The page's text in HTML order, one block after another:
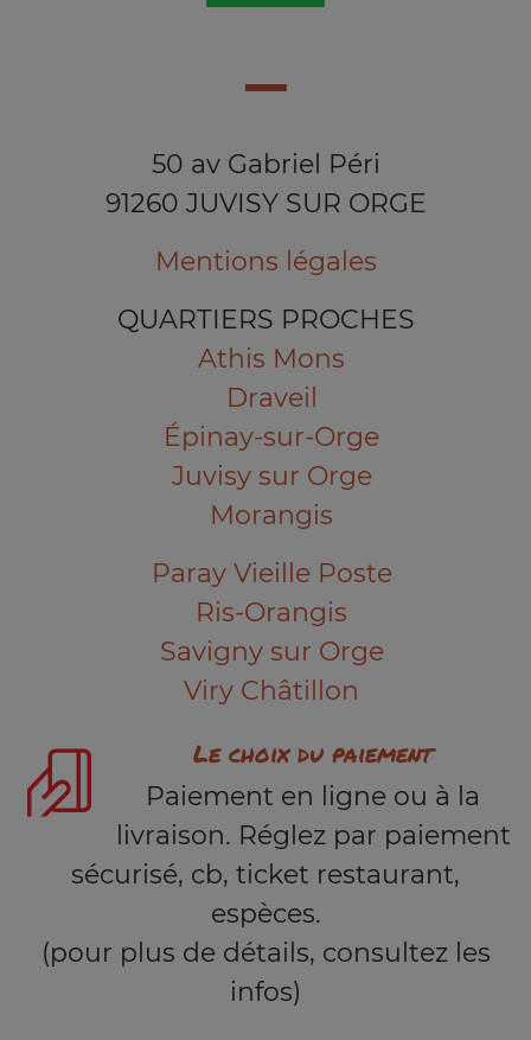
50 av Gabriel Péri
91260 JUVISY SUR ORGE
Mentions légales
QUARTIERS PROCHES
Athis Mons
Draveil
Épinay-sur-Orge
Juvisy sur Orge
Morangis
Paray Vieille Poste
Ris-Orangis
Savigny sur Orge
Viry Châtillon
Le choix du paiement
Paiement en ligne ou à la
livraison. Réglez par paiement
sécurisé, cb, ticket restaurant,
espèces.
(pour plus de détails, consultez les
infos)